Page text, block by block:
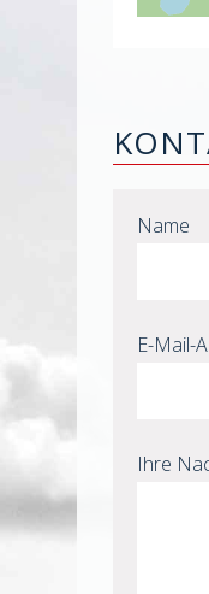
Name
E-Mail-
Ihre